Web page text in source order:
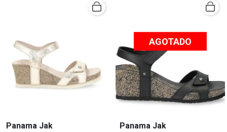
Panama Jak
AGOTADO
Panama Jak